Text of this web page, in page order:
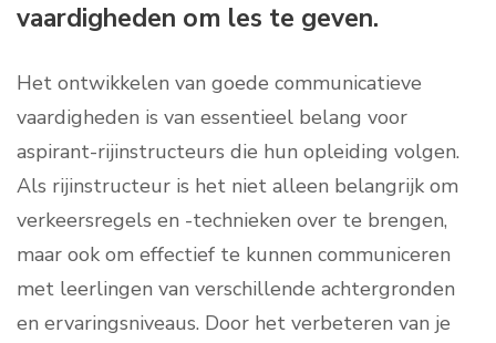
vaardigheden om les te geven.
Het ontwikkelen van goede communicatieve
vaardigheden is van essentieel belang voor
aspirant-rijinstructeurs die hun opleiding volgen.
Als rijinstructeur is het niet alleen belangrijk om
verkeersregels en -technieken over te brengen,
maar ook om effectief te kunnen communiceren
met leerlingen van verschillende achtergronden
en ervaringsniveaus. Door het verbeteren van je